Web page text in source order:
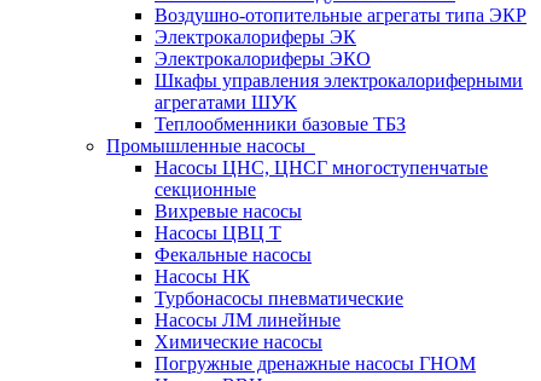
Воздушно-отопительные агрегаты типа ЭКР
Электрокалориферы ЭК
Электрокалориферы ЭКО
Шкафы управления электрокалориферными
агрегатами ШУК
Теплообменники базовые ТБЗ
Промышленные насосы
Насосы ЦНС, ЦНСГ многоступенчатые
секционные
Вихревые насосы
Насосы ЦВЦ Т
Фекальные насосы
Насосы НК
Турбонасосы пневматические
Насосы ЛМ линейные
Химические насосы
Погружные дренажные насосы ГНОМ